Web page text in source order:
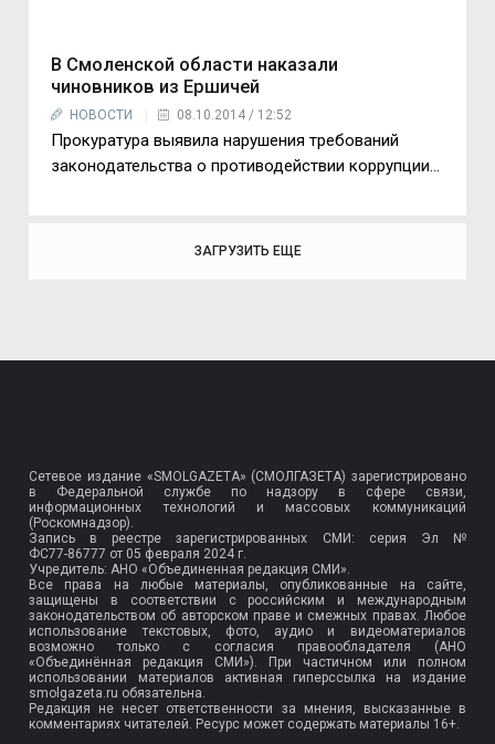
В Смоленской области наказали
чиновников из Ершичей
НОВОСТИ 08.10.2014 / 12:52
Прокуратура выявила нарушения требований
законодательства о противодействии коррупции…
ЗАГРУЗИТЬ ЕЩЕ
Сетевое издание «SMOLGAZETA» (СМОЛГАЗЕТА) зарегистрировано
в Федеральной службе по надзору в сфере связи,
информационных технологий и массовых коммуникаций
(Роскомнадзор).
Запись в реестре зарегистрированных СМИ: серия Эл №
ФС77-86777 от 05 февраля 2024 г.
Учредитель: АНО «Объединенная редакция СМИ».
Все права на любые материалы, опубликованные на сайте,
защищены в соответствии с российским и международным
законодательством об авторском праве и смежных правах. Любое
использование текстовых, фото, аудио и видеоматериалов
возможно только с согласия правообладателя (АНО
«Объединённая редакция СМИ»). При частичном или полном
использовании материалов активная гиперссылка на издание
smolgazeta.ru обязательна.
Редакция не несет ответственности за мнения, высказанные в
комментариях читателей. Ресурс может содержать материалы 16+.